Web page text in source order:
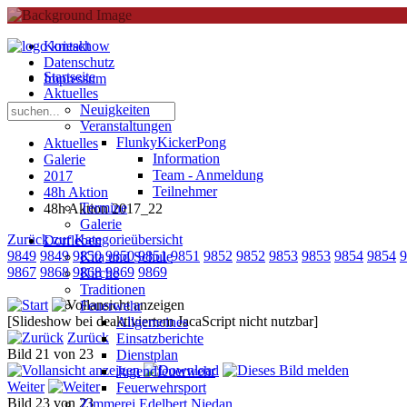
Startseite
Aktuelles
Neuigkeiten
Veranstaltungen
FlunkyKickerPong
Information
Team - Anmeldung
Teilnehmer
Termine
Galerie
Dorfleben
Kita und Schule
Kirche
Traditionen
Feuerwehr
Allgemeines
Einsatzberichte
Dienstplan
Jugendfeuerwehr
Feuerwehrsport
Zimmerei Edelbert Niedan
Kontakt
Datenschutz
Impressum
Aktuelles
Galerie
2017
48h Aktion
48h Aktion 2017_22
Zurück zur Kategorieübersicht
9849 9849 9850 9850 9851 9851 9852 9852 9853 9853 9854 9854
9867 9868 9868 9869 9869
[Slideshow bei deaktiviertem JacaScript nicht nutzbar]
Zurück
Bild 21 von 23
Weiter
Bild 23 von 23